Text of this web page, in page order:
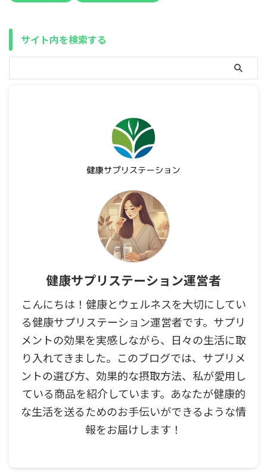
サイト内を検索する
健康サプリステーション運営者
こんにちは！健康とウェルネスを大切にしてい
る健康サプリステーション運営者です。サプリ
メントの効果を実感しながら、日々の生活に取
り入れてきました。このブログでは、サプリメ
ントの選び方、効果的な摂取方法、私が愛用し
ている商品を紹介しています。あなたが健康的
な生活を送るためのお手伝いができるような情
報をお届けします！